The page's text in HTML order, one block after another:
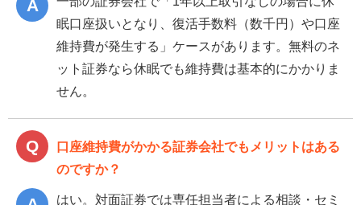
眠口座扱いとなり、復活手数料（数千円）や口座
維持費が発生する」ケースがあります。無料のネ
ット証券なら休眠でも維持費は基本的にかかりま
せん。
口座維持費がかかる証券会社でもメリットはある
のですか？
はい。対面証券では専任担当者による相談・セミ